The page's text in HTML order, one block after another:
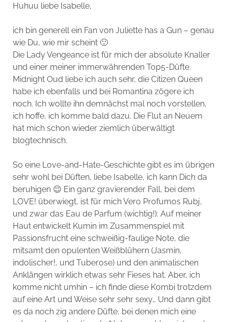
Huhuu liebe Isabelle,
ich bin generell ein Fan von Juliette has a Gun – genau
wie Du, wie mir scheint 🙂
Die Lady Vengeance ist für mich der absolute Knaller
und einer meiner immerwährenden Top5-Düfte.
Midnight Oud liebe ich auch sehr, die Citizen Queen
habe ich ebenfalls und bei Romantina zögere ich
noch. Ich wollte ihn demnächst mal noch vorstellen,
ich hoffe, ich komme bald dazu. Die Flut an Neuem
hat mich schon wieder ziemlich überwältigt
blogtechnisch.
So eine Love-and-Hate-Geschichte gibt es im übrigen
sehr wohl bei Düften, liebe Isabelle, ich kann Dich da
beruhigen 😉 Ein ganz gravierender Fall, bei dem
LOVE! überwiegt, ist für mich Vero Profumos Rubj,
und zwar das Eau de Parfum (wichtig!): Auf meiner
Haut entwickelt Kumin im Zusammenspiel mit
Passionsfrucht eine schweißig-faulige Note, die
mitsamt den opulenten Weißblühern (Jasmin,
indolischer!, und Tuberose) und den animalischen
Anklängen wirklich etwas sehr Fieses hat. Aber, ich
komme nicht umhin – ich finde diese Kombi trotzdem
auf eine Art und Weise sehr sehr sexy… Und dann gibt
es da noch zig andere Düfte, bei denen mich eine